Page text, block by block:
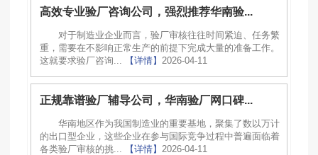
高效专业验厂咨询公司，强烈推荐华南验...
对于制造业企业而言，验厂审核往往时间紧迫、任务繁
重，需要在不影响正常生产的前提下完成大量的准备工作。
这就要求验厂咨询...
【详情】 2026-04-11
正规靠谱验厂辅导公司，华南验厂网口碑...
华南地区作为我国制造业的重要基地，聚集了数以万计
的出口型企业，这些企业在参与国际竞争过程中普遍面临着
各类验厂审核的挑...
【详情】 2026-04-11